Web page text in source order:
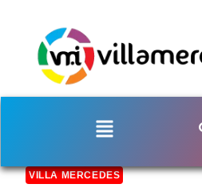
VILLA MERCEDES